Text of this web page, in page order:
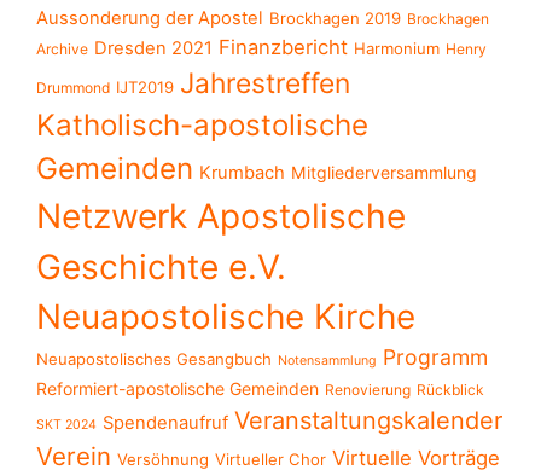
Aussonderung der Apostel Brockhagen 2019 Brockhagen
Archive Dresden 2021 Finanzbericht Harmonium Henry
Drummond IJT2019 Jahrestreffen
Katholisch-apostolische
Gemeinden Krumbach Mitgliederversammlung
Netzwerk Apostolische
Geschichte e.V.
Neuapostolische Kirche
Neuapostolisches Gesangbuch Notensammlung Programm
Reformiert-apostolische Gemeinden Renovierung Rückblick
SKT 2024 Spendenaufruf Veranstaltungskalender
Verein Versöhnung Virtueller Chor Virtuelle Vorträge